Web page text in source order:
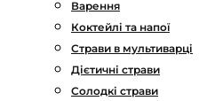
Варення
Коктейлі та напої
Страви в мультиварці
Дієтичні страви
Солодкі страви